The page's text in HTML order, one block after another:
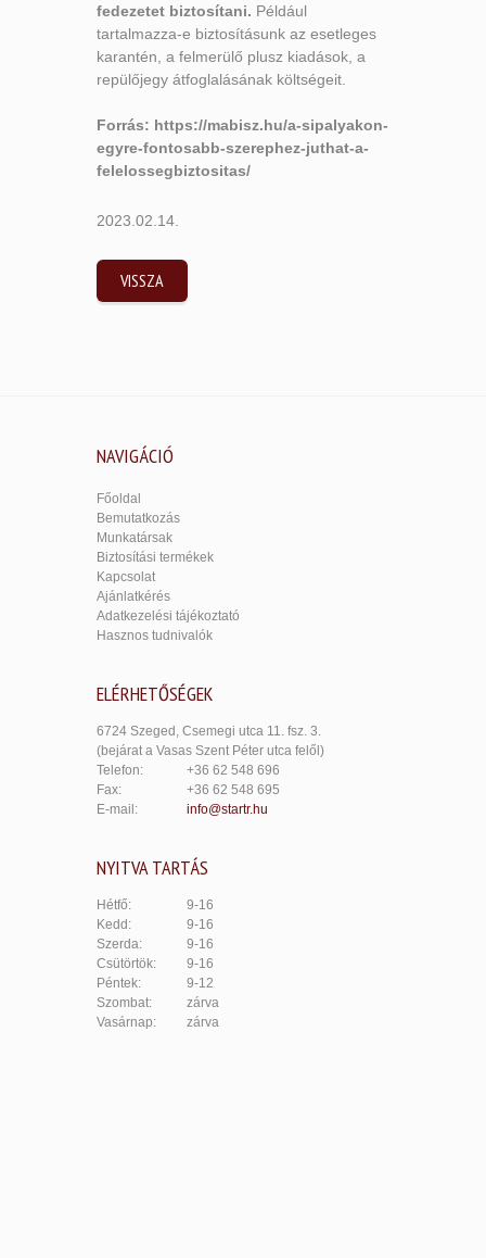
fedezetet biztosítani. Például
tartalmazza-e biztosításunk az esetleges
karantén, a felmerülő plusz kiadások, a
repülőjegy átfoglalásának költségeit.
Forrás: https://mabisz.hu/a-sipalyakon-
egyre-fontosabb-szerephez-juthat-a-
felelossegbiztositas/
2023.02.14.
VISSZA
NAVIGÁCIÓ
Főoldal
Bemutatkozás
Munkatársak
Biztosítási termékek
Kapcsolat
Ajánlatkérés
Adatkezelési tájékoztató
Hasznos tudnivalók
ELÉRHETŐSÉGEK
6724 Szeged, Csemegi utca 11. fsz. 3.
(bejárat a Vasas Szent Péter utca felől)
Telefon:
+36 62 548 696
Fax:
+36 62 548 695
E-mail:
info@startr.hu
NYITVA TARTÁS
Hétfő:
9-16
Kedd:
9-16
Szerda:
9-16
Csütörtök:
9-16
Péntek:
9-12
Szombat:
zárva
Vasárnap:
zárva